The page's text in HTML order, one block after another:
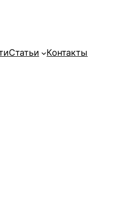
Статьи Контакты